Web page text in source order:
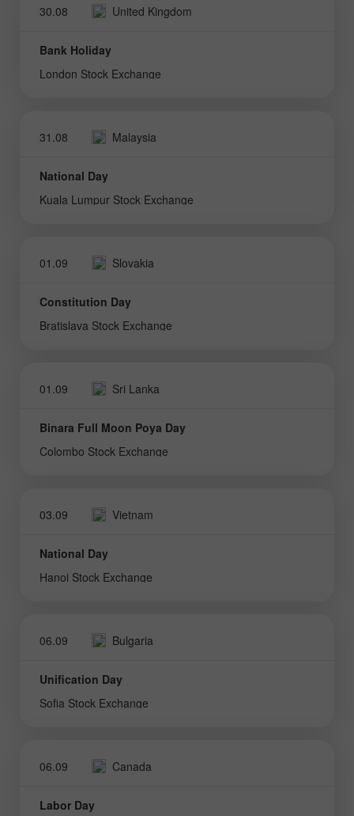
30.08 United Kingdom
Bank Holiday
London Stock Exchange
31.08 Malaysia
National Day
Kuala Lumpur Stock Exchange
01.09 Slovakia
Constitution Day
Bratislava Stock Exchange
01.09 Sri Lanka
Binara Full Moon Poya Day
Colombo Stock Exchange
03.09 Vietnam
National Day
Hanoi Stock Exchange
06.09 Bulgaria
Unification Day
Sofia Stock Exchange
06.09 Canada
Labor Day